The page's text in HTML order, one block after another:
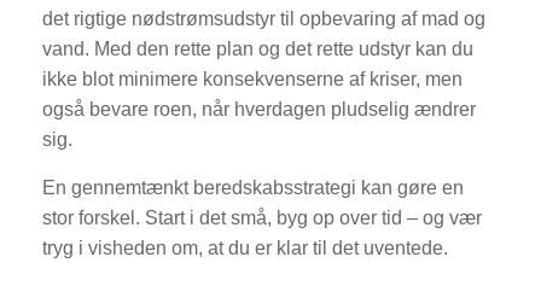
det rigtige nødstrømsudstyr til opbevaring af mad og
vand. Med den rette plan og det rette udstyr kan du
ikke blot minimere konsekvenserne af kriser, men
også bevare roen, når hverdagen pludselig ændrer
sig.
En gennemtænkt beredskabsstrategi kan gøre en
stor forskel. Start i det små, byg op over tid – og vær
tryg i visheden om, at du er klar til det uventede.